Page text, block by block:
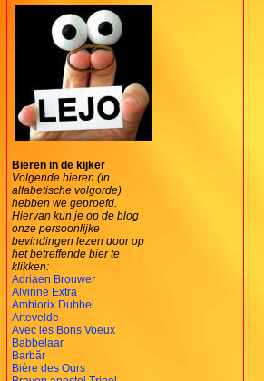
Bieren in de kijker
Volgende bieren (in
alfabetische volgorde)
hebben we geproefd.
Hiervan kun je op de blog
onze persoonlijke
bevindingen lezen door op
het betreffende bier te
klikken:
Adriaen Brouwer
Alvinne Extra
Ambiorix Dubbel
Artevelde
Avec les Bons Voeux
Babbelaar
Barbăr
Bière des Ours